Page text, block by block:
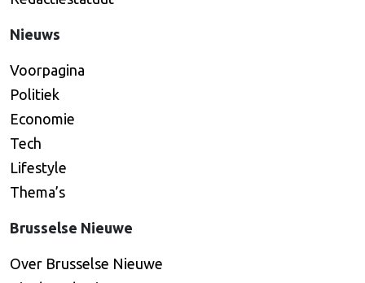
Nieuws
Voorpagina
Politiek
Economie
Tech
Lifestyle
Thema’s
Brusselse Nieuwe
Over Brusselse Nieuwe